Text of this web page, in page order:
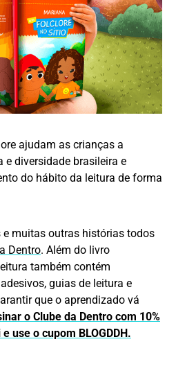
ajudam as crianças a
e diversidade brasileira e
do hábito da leitura de forma
e muitas outras histórias todos
Dentro. Além do livro
também contém
guias de leitura e
que o aprendizado vá
o Clube da Dentro com 10%
use o cupom BLOGDDH.